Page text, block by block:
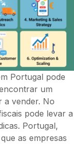
Portugal pode
um
a vender. No
pode levar a
Portugal,
as empresas